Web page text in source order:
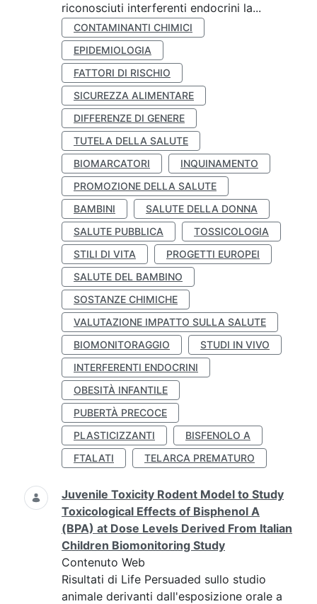
riconosciuti interferenti endocrini la...
CONTAMINANTI CHIMICI
EPIDEMIOLOGIA
FATTORI DI RISCHIO
SICUREZZA ALIMENTARE
DIFFERENZE DI GENERE
TUTELA DELLA SALUTE
BIOMARCATORI
INQUINAMENTO
PROMOZIONE DELLA SALUTE
BAMBINI
SALUTE DELLA DONNA
SALUTE PUBBLICA
TOSSICOLOGIA
STILI DI VITA
PROGETTI EUROPEI
SALUTE DEL BAMBINO
SOSTANZE CHIMICHE
VALUTAZIONE IMPATTO SULLA SALUTE
BIOMONITORAGGIO
STUDI IN VIVO
INTERFERENTI ENDOCRINI
OBESITÀ INFANTILE
PUBERTÀ PRECOCE
PLASTICIZZANTI
BISFENOLO A
FTALATI
TELARCA PREMATURO
Juvenile Toxicity Rodent Model to Study
Toxicological Effects of Bisphenol A
(BPA) at Dose Levels Derived From Italian
Children Biomonitoring Study
Contenuto Web
Risultati di Life Persuaded sullo studio
animale derivanti dall'esposizione orale a